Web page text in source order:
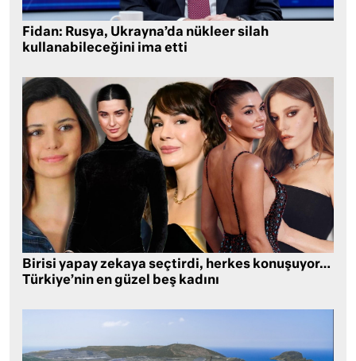
Fidan: Rusya, Ukrayna’da nükleer silah
kullanabileceğini ima etti
Birisi yapay zekaya seçtirdi, herkes konuşuyor…
Türkiye’nin en güzel beş kadını